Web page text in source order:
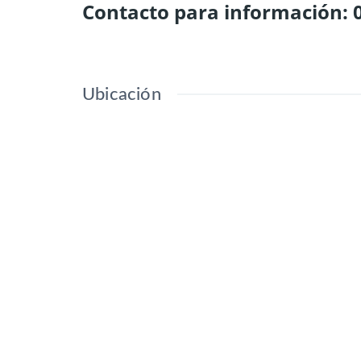
Contacto para información:
Ubicación